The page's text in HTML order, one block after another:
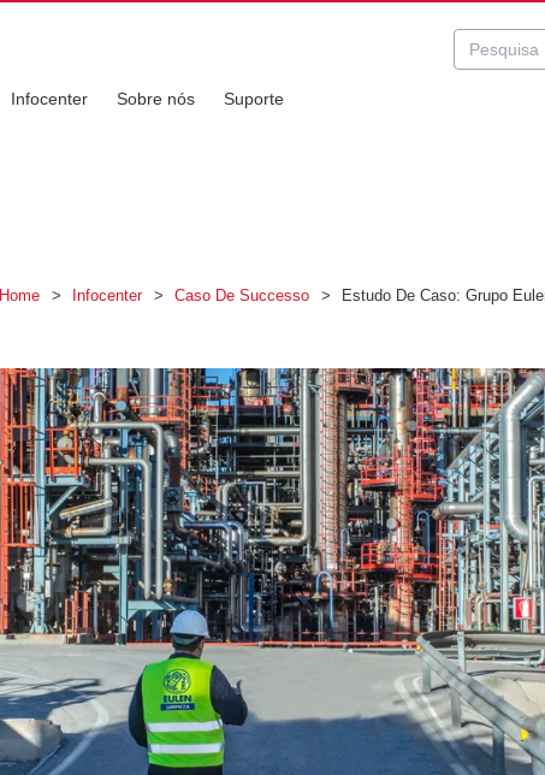
Infocenter Sobre nós Suporte
Home > Infocenter > Caso De Successo > Estudo De Caso: Grupo